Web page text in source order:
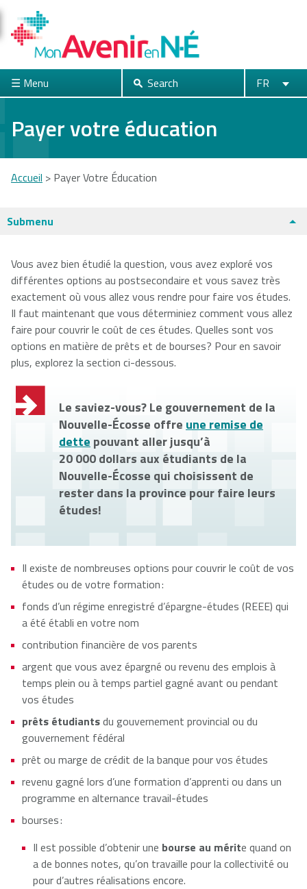
Skip
content
☰ Menu Search
FR
University
School of
University
Vincent
University
Community
College
NSCAD
University
Saint Mary's
University
St. Francis
Xavier
Université
Sainte-Anne
University of
King's
College
Universités et collèges
Payer votre éducation
You
are
here
Accueil > Payer Votre Éducation
Submenu
Vous avez bien étudié la question, vous avez exploré vos
différentes options au postsecondaire et vous savez très
exactement où vous allez vous rendre pour faire vos études.
Il faut maintenant que vous déterminiez comment vous allez
faire pour couvrir le coût de ces études. Quelles sont vos
options en matière de prêts et de bourses? Pour en savoir
plus, explorez la section ci-dessous.
Le saviez-vous? Le gouvernement de la
Nouvelle-Écosse offre une remise de
dette pouvant aller jusqu’à
20 000 dollars aux étudiants de la
Nouvelle-Écosse qui choisissent de
rester dans la province pour faire leurs
études!
Il existe de nombreuses options pour couvrir le coût de vos
études ou de votre formation :
fonds d’un régime enregistré d’épargne-études (REEE) qui
a été établi en votre nom
contribution financière de vos parents
argent que vous avez épargné ou revenu des emplois à
temps plein ou à temps partiel gagné avant ou pendant
vos études
prêts étudiantsdu gouvernement provincial ou du
gouvernement fédéral
prêt ou marge de crédit de la banque pour vos études
revenu gagné lors d’une formation d’apprenti ou dans un
programme en alternance travail-études
bourses :
Il est possible d’obtenir une bourse au mérite quand on
a de bonnes notes, qu’on travaille pour la collectivité ou
pour d’autres réalisations encore.